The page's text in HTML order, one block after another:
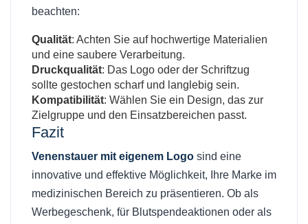
beachten:
Qualität: Achten Sie auf hochwertige Materialien
und eine saubere Verarbeitung.
Druckqualität: Das Logo oder der Schriftzug
sollte gestochen scharf und langlebig sein.
Kompatibilität: Wählen Sie ein Design, das zur
Zielgruppe und den Einsatzbereichen passt.
Fazit
Venenstauer mit eigenem Logo sind eine
innovative und effektive Möglichkeit, Ihre Marke im
medizinischen Bereich zu präsentieren. Ob als
Werbegeschenk, für Blutspendeaktionen oder als